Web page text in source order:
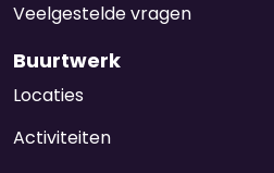
Veelgestelde vragen
Buurtwerk
Locaties
Activiteiten